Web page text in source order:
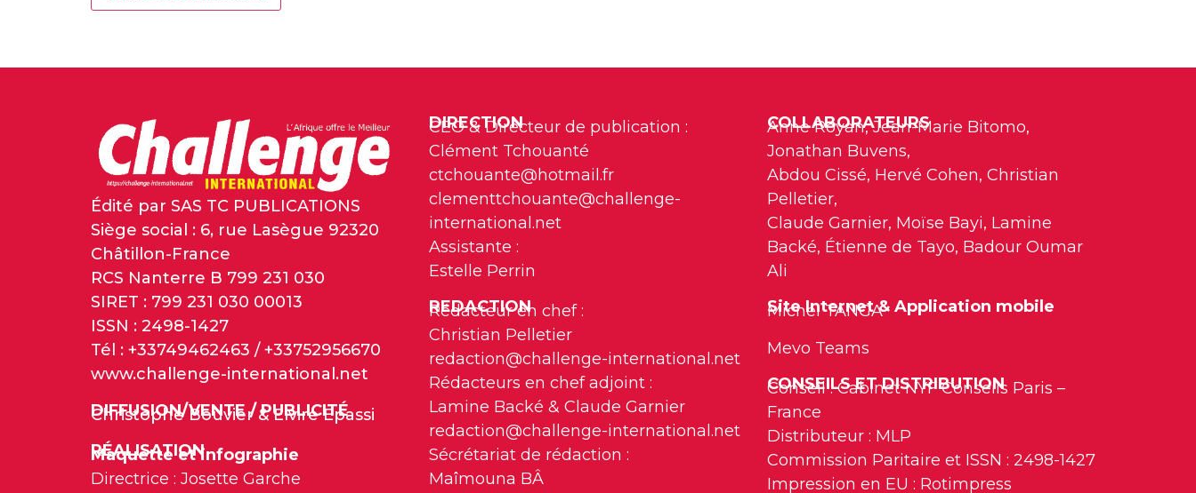
Édité par SAS TC PUBLICATIONS
Siège social : 6, rue Lasègue 92320
Châtillon-France
RCS Nanterre B 799 231 030
SIRET : 799 231 030 00013
ISSN : 2498-1427
Tél : +33749462463 / +33752956670
www.challenge-international.net
DIFFUSION/VENTE / PUBLICITÉ
Christophe Bouvier & Elvire Epassi
RÉALISATION
Maquette et infographie
Directrice : Josette Garche
DIRECTION
CEO & Directeur de publication :
Clément Tchouanté
ctchouante@hotmail.fr
clementtchouante@challenge-
international.net
Assistante :
Estelle Perrin
REDACTION
Rédacteur en chef :
Christian Pelletier
redaction@challenge-international.net
Rédacteurs en chef adjoint :
Lamine Backé & Claude Garnier
redaction@challenge-international.net
Sécrétariat de rédaction :
Maîmouna BÂ
COLLABORATEURS
Anne Royan, Jean-Marie Bitomo,
Jonathan Buvens,
Abdou Cissé, Hervé Cohen, Christian
Pelletier,
Claude Garnier, Moïse Bayi, Lamine
Backé, Étienne de Tayo, Badour Oumar
Ali
Site Internet & Application mobile
Michel TANGA
Mevo Teams
CONSEILS ET DISTRIBUTION
Conseil : Cabinet NYF Conseils Paris –
France
Distributeur : MLP
Commission Paritaire et ISSN : 2498-1427
Impression en EU : Rotimpress